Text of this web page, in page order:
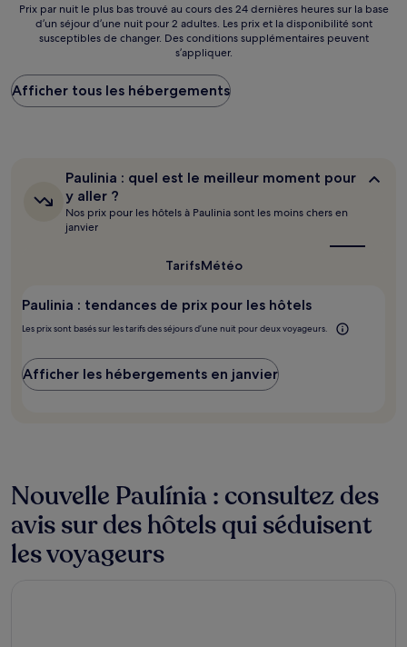
47 €
Prix
plus
bas
trouvé
24 dernières
nuit
2 adultes.
prix
changer.
Des
conditions
supplémentaires
peuvent
s’appliquer.
Prix par nuit le plus bas trouvé au cours des 24 dernières heures sur la base
d’un séjour d’une nuit pour 2 adultes. Les prix et la disponibilité sont
susceptibles de changer. Des conditions supplémentaires peuvent
s’appliquer.
Afficher tous les hébergements
Paulinia :
quel
est
le
meilleur
Paulinia : quel est le meilleur moment pour
y aller ?
Nos prix pour les hôtels à Paulinia sont les moins chers en
janvier
TarifsMétéo
Paulinia : tendances de prix pour les hôtels
Les prix sont basés sur les tarifs des séjours d’une nuit pour deux voyageurs.
Afficher les hébergements en janvier
Nouvelle Paulínia : consultez des
avis sur des hôtels qui séduisent
les voyageurs